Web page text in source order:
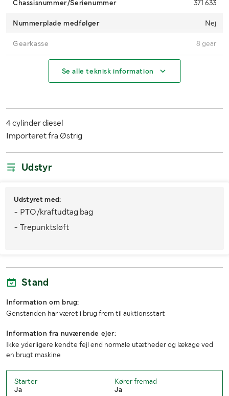
Chassisnummer/Serienummer 371 633
Nummerplade medfølger Nej
Gearkasse 8 gear
Brændstof
Mål fordæk
Læssehjælp med
Totalvægt (kg)
Se alle teknisk information
4 cylinder diesel
Importeret fra Østrig
Udstyr
Udstyret med:
- PTO/kraftudtag bag
- Trepunktsløft
Stand
Information om brug:
Genstanden har været i brug frem til auktionsstart
Information fra nuværende ejer:
Ikke yderligere kendte fejl end normale utætheder og lækage ved
en brugt maskine
Starter
Ja
Kører fremad
Ja